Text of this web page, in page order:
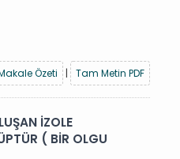
Özeti
| Tam Metin PDF
İZOLE
( BİR OLGU